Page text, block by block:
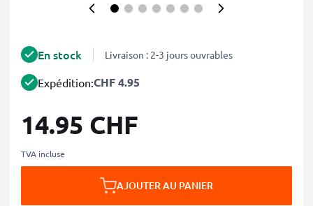
En stock Livraison : 2-3 jours ouvrables
Expédition:CHF 4.95
14.95 CHF
TVA incluse
AJOUTER AU PANIER